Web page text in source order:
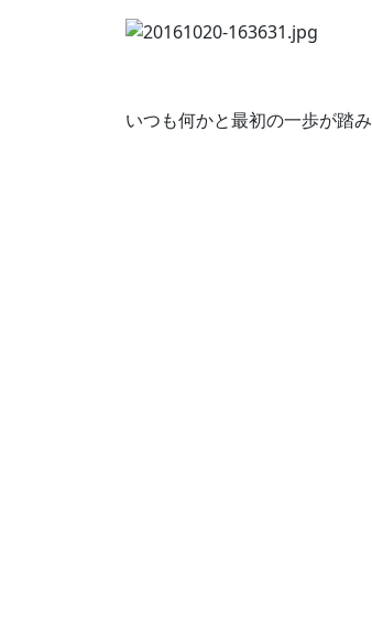
いつも何かと最初の一歩が踏